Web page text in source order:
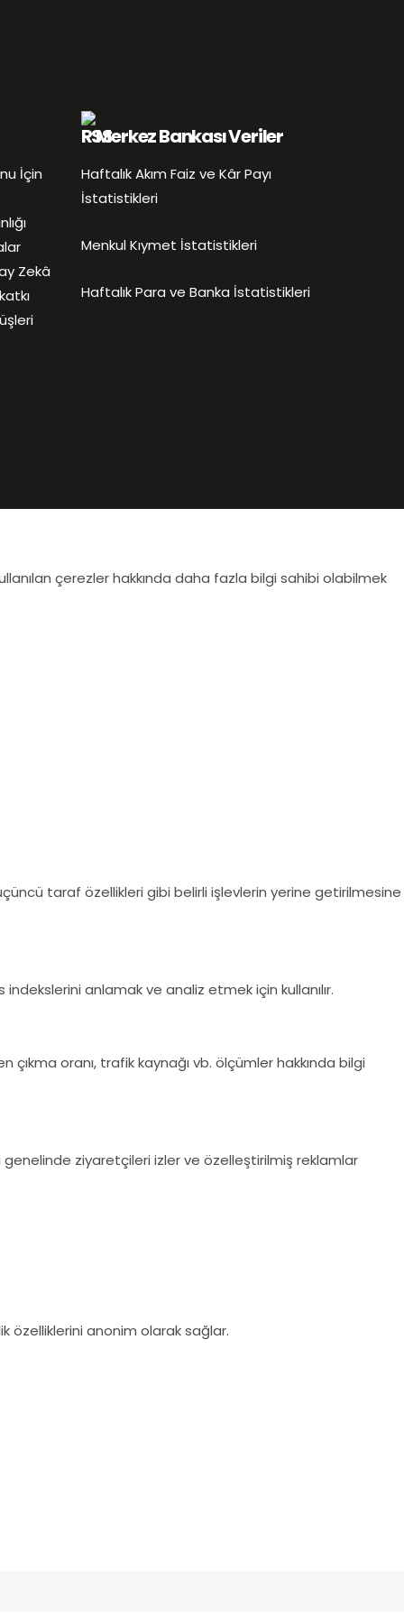
İçin
Zekâ
Merkez Bankası Veriler
Haftalık Akım Faiz ve Kâr Payı
İstatistikleri
Menkul Kıymet İstatistikleri
Haftalık Para ve Banka İstatistikleri
çerezler hakkında daha fazla bilgi sahibi olabilmek
taraf özellikleri gibi belirli işlevlerin yerine getirilmesine
anlamak ve analiz etmek için kullanılır.
oranı, trafik kaynağı vb. ölçümler hakkında bilgi
genelinde ziyaretçileri izler ve özelleştirilmiş reklamlar
özelliklerini anonim olarak sağlar.